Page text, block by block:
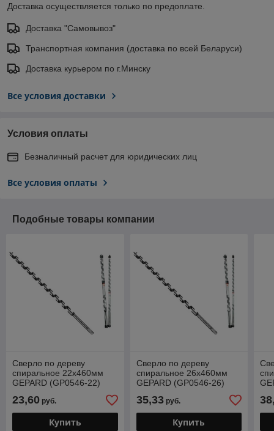
Доставка осуществляется только по предоплате.
Доставка "Самовывоз"
Транспортная компания (доставка по всей Беларуси)
Доставка курьером по г.Минску
Все условия доставки
Условия оплаты
Безналичный расчет для юридических лиц
Все условия оплаты
Подобные товары компании
Сверло по дереву
спиральное 22х460мм
GEPARD (GP0546-22)
спираль Левиса)
23,60 руб.
Купить
Сверло по дереву
спиральное 26х460мм
GEPARD (GP0546-26)
спираль Левиса)
35,33руб.
Купить